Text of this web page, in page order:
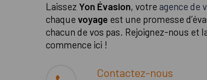
Laissez Yon Évasion, votreagence de
chaquevoyage est une promesse
chacun de vos pas. Rejoignez-nous et
commence ici !
Contactez-nous